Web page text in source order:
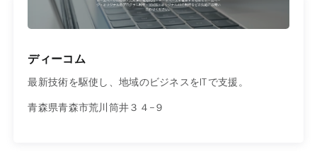
ディーコム
最新技術を駆使し、地域のビジネスをITで支援。
青森県青森市荒川筒井３４−９